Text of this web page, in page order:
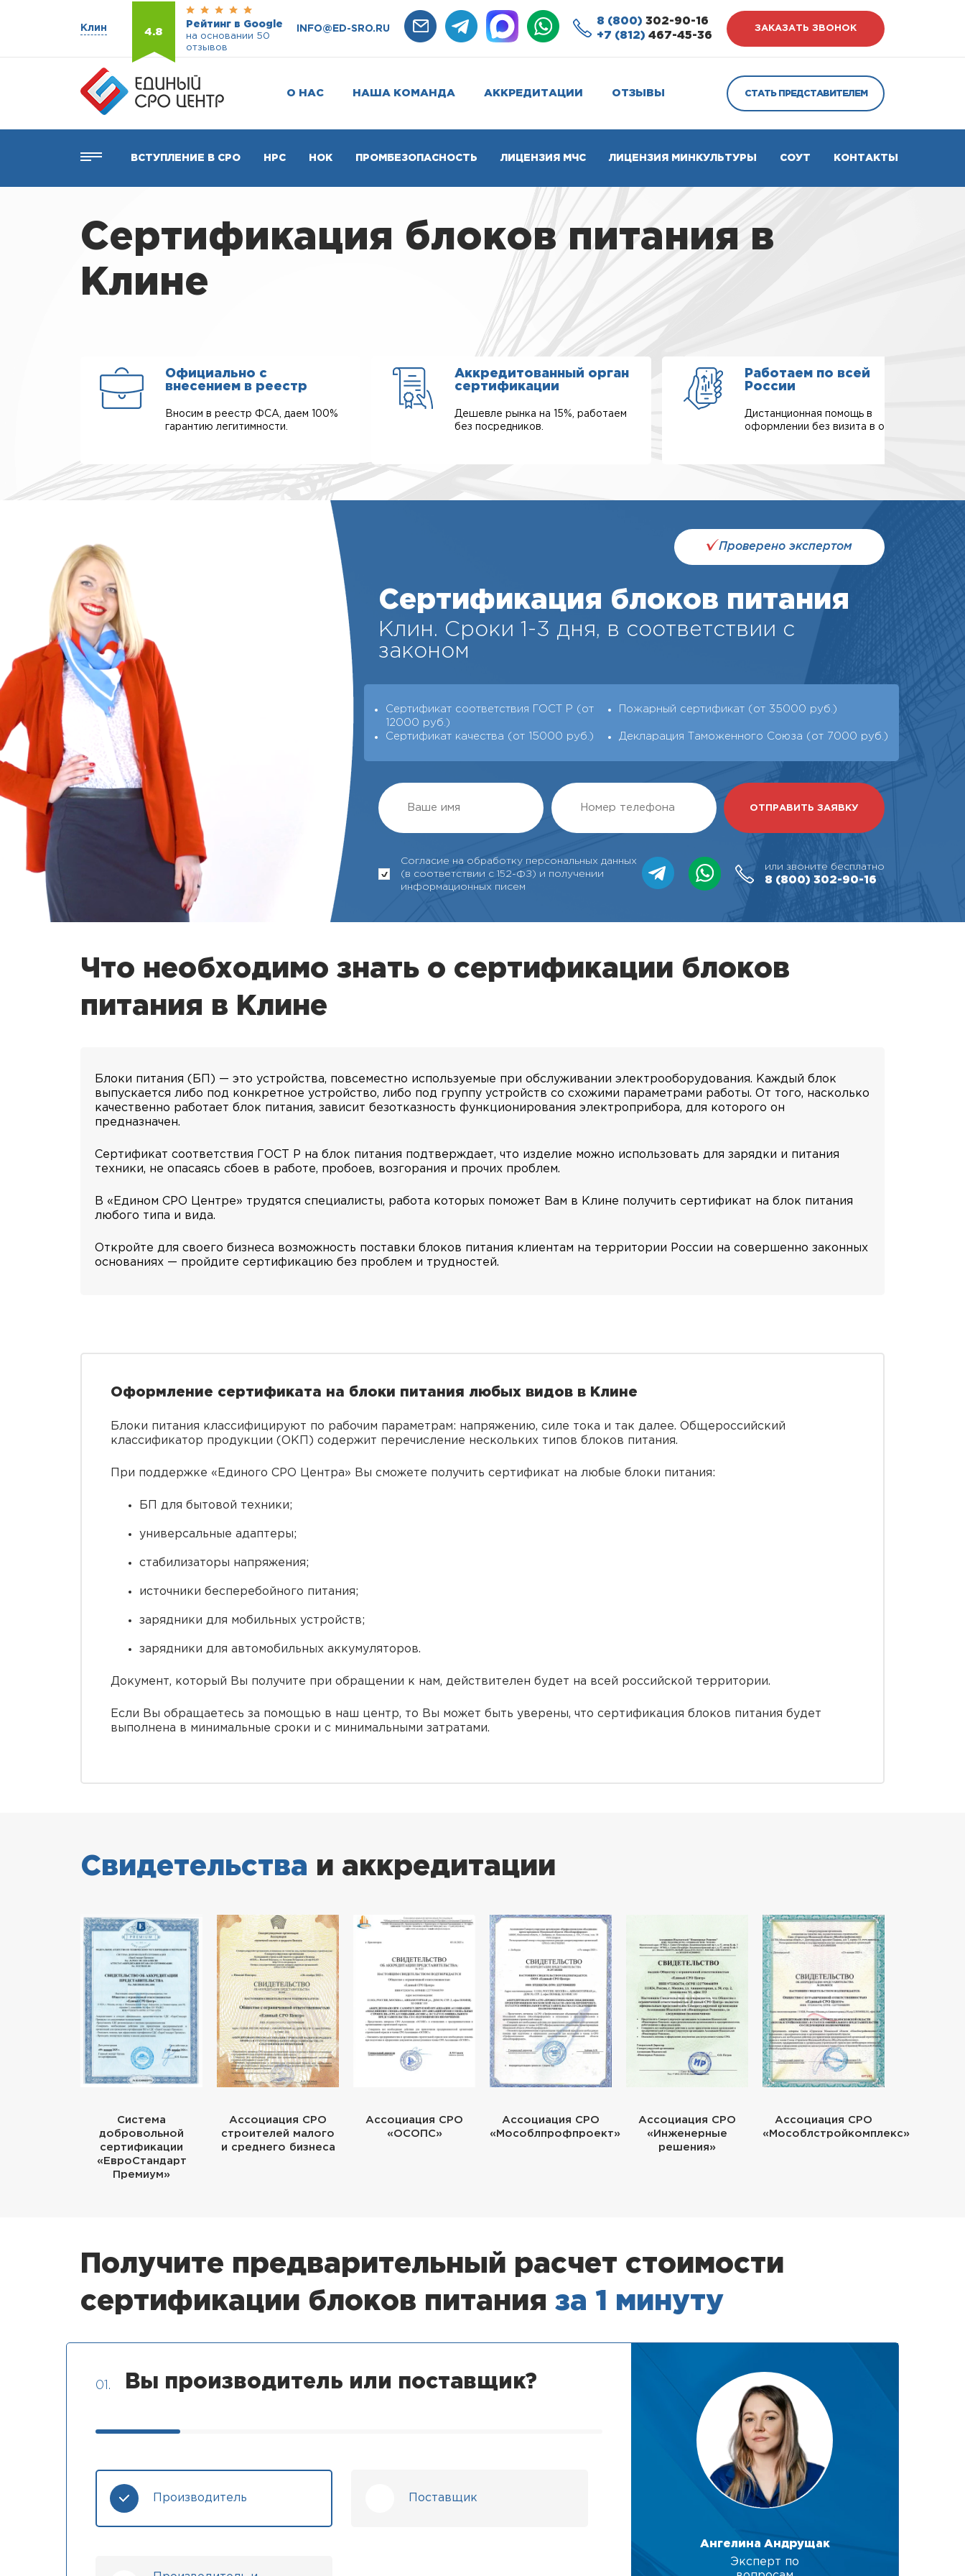
Клин 4.8
Рейтинг в Google
на основании 50
отзывов
INFO@ED-SRO.RU
8 (800) 302-90-16
+7 (812) 467-45-36
ЗАКАЗАТЬ ЗВОНОК
О НАС НАША КОМАНДА АККРЕДИТАЦИИ ОТЗЫВЫ СТАТЬ ПРЕДСТАВИТЕЛЕМ
ВСТУПЛЕНИЕ В СРО НРС НОК ПРОМБЕЗОПАСНОСТЬ ЛИЦЕНЗИЯ МЧС ЛИЦЕНЗИЯ МИНКУЛЬТУРЫ СОУТ КОНТАКТЫ
Сертификация блоков питания в
Клине
Официально с
внесением в реестр
Вносим в реестр ФСА, даем 100%
гарантию легитимности.
Аккредитованный орган
сертификации
Дешевле рынка на 15%, работаем
без посредников.
Работаем по всей
России
Дистанционная помощь в
оформлении без визита в офис.
Проверено экспертом
Сертификация блоков питания
Клин. Cроки 1-3 дня, в соответствии с
законом
Сертификат соответствия ГОСТ Р (от
12000 руб.)
Пожарный сертификат (от 35000 руб.)
Сертификат качества (от 15000 руб.) Декларация Таможенного Союза (от 7000 руб.)
Согласие на обработку персональных данных
(в соответствии с 152-ФЗ) и получении
информационных писем
или звоните бесплатно
8 (800) 302-90-16
Что необходимо знать о сертификации блоков
питания в Клине
Блоки питания (БП) — это устройства, повсеместно используемые при обслуживании электрооборудования. Каждый блок
выпускается либо под конкретное устройство, либо под группу устройств со схожими параметрами работы. От того, насколько
качественно работает блок питания, зависит безотказность функционирования электроприбора, для которого он
предназначен.
Сертификат соответствия ГОСТ Р на блок питания подтверждает, что изделие можно использовать для зарядки и питания
техники, не опасаясь сбоев в работе, пробоев, возгорания и прочих проблем.
В «Едином СРО Центре» трудятся специалисты, работа которых поможет Вам в Клине получить сертификат на блок питания
любого типа и вида.
Откройте для своего бизнеса возможность поставки блоков питания клиентам на территории России на совершенно законных
основаниях — пройдите сертификацию без проблем и трудностей.
Оформление сертификата на блоки питания любых видов в Клине
Блоки питания классифицируют по рабочим параметрам: напряжению, силе тока и так далее. Общероссийский
классификатор продукции (ОКП) содержит перечисление нескольких типов блоков питания.
При поддержке «Единого СРО Центра» Вы сможете получить сертификат на любые блоки питания:
БП для бытовой техники;
универсальные адаптеры;
стабилизаторы напряжения;
источники бесперебойного питания;
зарядники для мобильных устройств;
зарядники для автомобильных аккумуляторов.
Документ, который Вы получите при обращении к нам, действителен будет на всей российской территории.
Если Вы обращаетесь за помощью в наш центр, то Вы может быть уверены, что сертификация блоков питания будет
выполнена в минимальные сроки и с минимальными затратами.
Свидетельства и аккредитации
Система
добровольной
сертификации
«ЕвроСтандарт
Премиум»
Ассоциация СРО
строителей малого
и среднего бизнеса
Ассоциация СРО
«ОСОПС»
Ассоциация СРО
«Мособлпрофпроект»
Ассоциация СРО
«Инженерные
решения»
Ассоциация СРО
«Мособлстройкомплекс»
Получите предварительный расчет стоимости
сертификации блоков питания за 1 минуту
01. Вы производитель или поставщик?
Производитель Поставщик
Ангелина Андрущак
Эксперт по